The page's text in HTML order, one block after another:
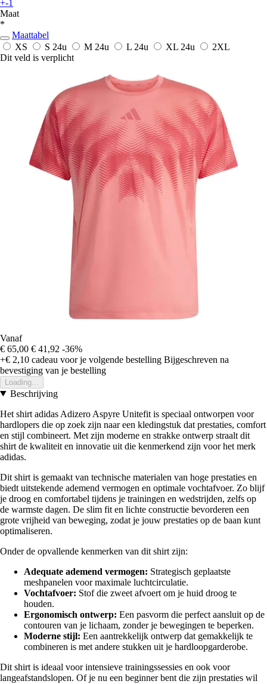
+-1
Maat
*
Maattabel
XS
S 24u M 24u L 24u XL 24u
2XL
Dit veld is verplicht
Vanaf
€ 65,00 € 41,92 -36%
+€ 2,10 cadeau voor je volgende bestelling Bijgeschreven na
bevestiging van je bestelling
Loading...
Beschrijving
Het shirt adidas Adizero Aspyre Unitefit is speciaal ontworpen voor
hardlopers die op zoek zijn naar een kledingstuk dat prestaties, comfort
en stijl combineert. Met zijn moderne en strakke ontwerp straalt dit
shirt de kwaliteit en innovatie uit die kenmerkend zijn voor het merk
adidas.
Dit shirt is gemaakt van technische materialen van hoge prestaties en
biedt uitstekende ademend vermogen en optimale vochtafvoer. Zo blijf
je droog en comfortabel tijdens je trainingen en wedstrijden, zelfs op
de warmste dagen. De slim fit en lichte constructie bevorderen een
grote vrijheid van beweging, zodat je jouw prestaties op de baan kunt
optimaliseren.
Onder de opvallende kenmerken van dit shirt zijn:
Adequate ademend vermogen: Strategisch geplaatste
meshpanelen voor maximale luchtcirculatie.
Vochtafvoer: Stof die zweet afvoert om je huid droog te
houden.
Ergonomisch ontwerp: Een pasvorm die perfect aansluit op de
contouren van je lichaam, zonder je bewegingen te beperken.
Moderne stijl: Een aantrekkelijk ontwerp dat gemakkelijk te
combineren is met andere stukken uit je hardloopgarderobe.
Dit shirt is ideaal voor intensieve trainingssessies en ook voor
langeafstandslopen. Of je nu een beginner bent die zijn prestaties wil